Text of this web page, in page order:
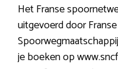
Het Franse
uitgevoerd door
je boeken op